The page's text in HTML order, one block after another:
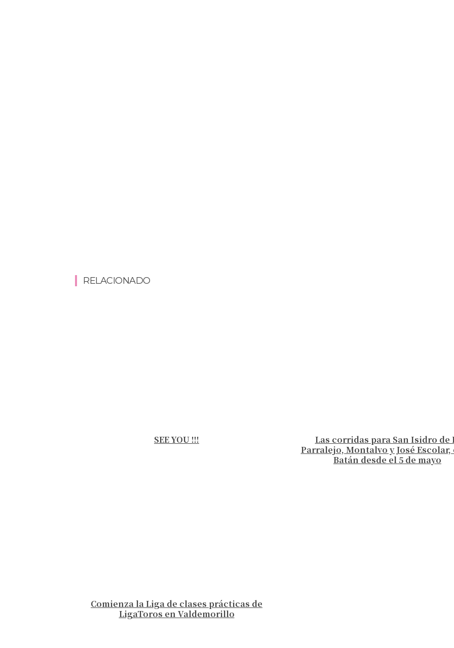
RELACIONADO
SEE YOU !!!
Las corridas para San Isidro de
Parralejo, Montalvo y José Escolar,
Batán desde el 5 de mayo
Comienza la Liga de clases prácticas de
LigaToros en Valdemorillo